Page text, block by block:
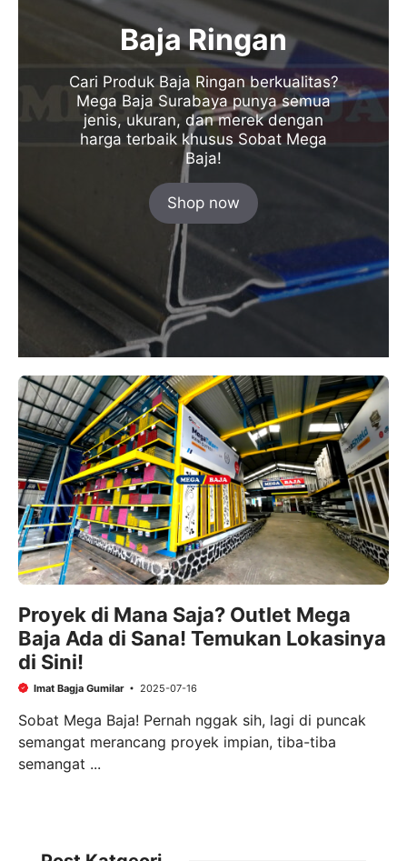
Baja Ringan
Cari Produk Baja Ringan berkualitas?
Mega Baja Surabaya punya semua
jenis, ukuran, dan merek dengan
harga terbaik khusus Sobat Mega
Baja!
Shop now
Proyek di Mana Saja? Outlet Mega
Baja Ada di Sana! Temukan Lokasinya
di Sini!
Imat Bagja Gumilar 2025-07-16
Sobat Mega Baja! Pernah nggak sih, lagi di puncak
semangat merancang proyek impian, tiba-tiba
semangat ...